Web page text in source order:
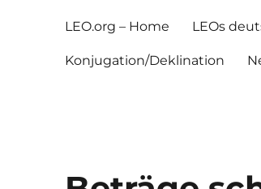
LEO.org – Home LEOs
Konjugation/Deklination